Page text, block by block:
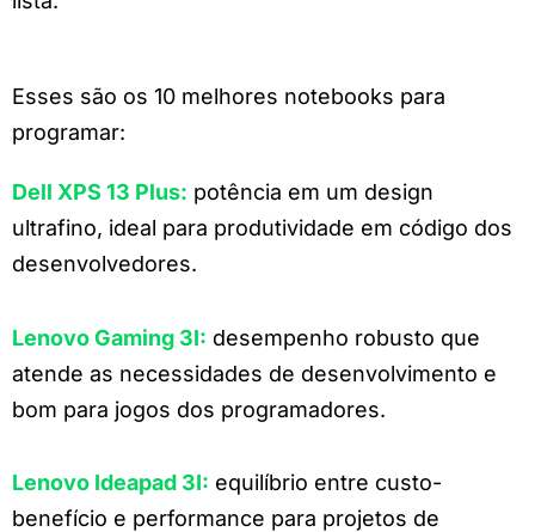
Esses são os 10 melhores notebooks para
programar:
Dell XPS 13 Plus: potência em um design
ultrafino, ideal para produtividade em código dos
desenvolvedores.
Lenovo Gaming 3I: desempenho robusto que
atende as necessidades de desenvolvimento e
bom para jogos dos programadores.
Lenovo Ideapad 3I: equilíbrio entre custo-
benefício e performance para projetos de